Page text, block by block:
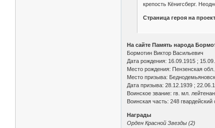
крепость Кёнигсберг.
Страница героя на
На сайте Память народа
Бормотин Виктор Васильевич
Дата рождения: 16.09.1915 ;
Место рождения: Пензенская
Место призыва:
Дата призыва: 28.12.1939 ;
Воинское звание: гв. мл.
Воинская часть: 248
Награды
Орден Красной Звезды (2)